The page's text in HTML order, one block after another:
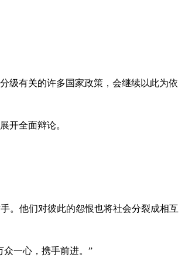
级有关的许多国家政策，会继续以此为依
开全面辩论。
。他们对彼此的怨恨也将社会分裂成相互
一心，携手前进。”